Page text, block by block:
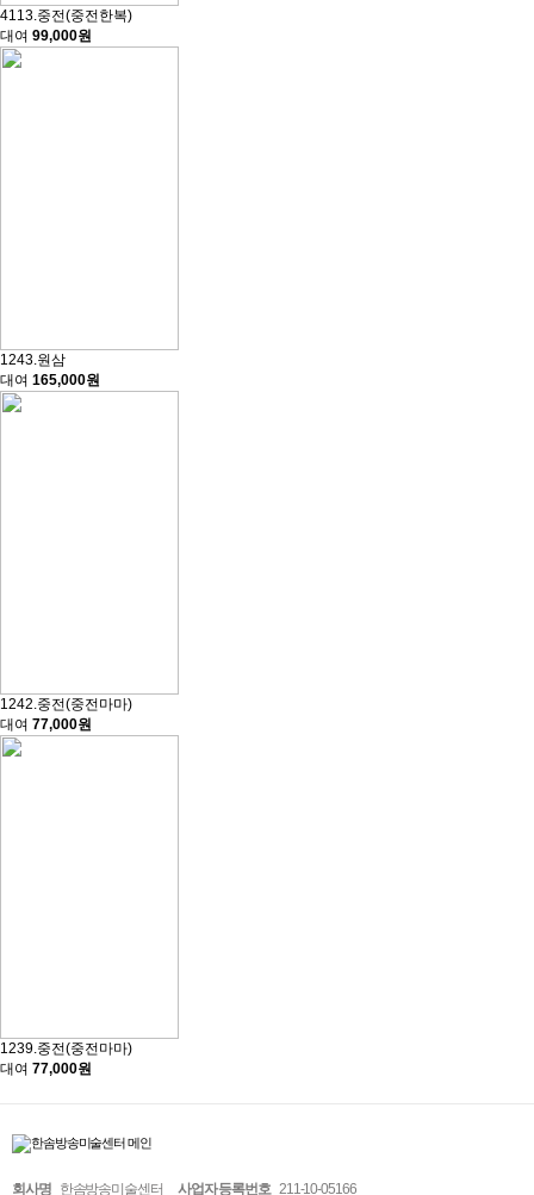
4113.중전(중전한복)
대여 99,000원
1243.원삼
대여 165,000원
1242.중전(중전마마)
대여 77,000원
1239.중전(중전마마)
대여 77,000원
회사명 한솜방송미술센터 사업자 등록번호 211-10-05166